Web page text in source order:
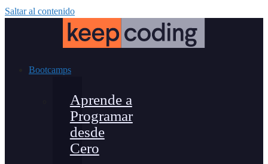
Saltar al contenido
Bootcamps
Aprende a
Programar
desde
Cero